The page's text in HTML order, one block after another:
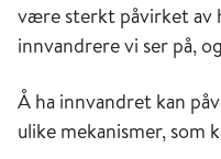
være sterkt påvirket av
innvandrere vi ser på,
Å ha innvandret kan
ulike mekanismer, som